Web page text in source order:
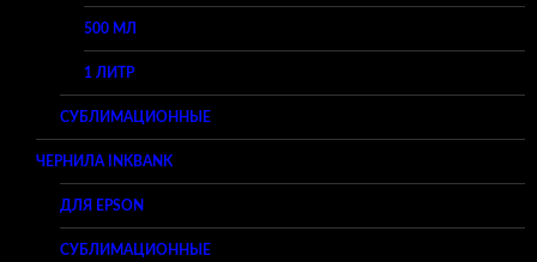
500 МЛ
1 ЛИТР
СУБЛИМАЦИОННЫЕ
ЧЕРНИЛА INKBANK
ДЛЯ EPSON
СУБЛИМАЦИОННЫЕ